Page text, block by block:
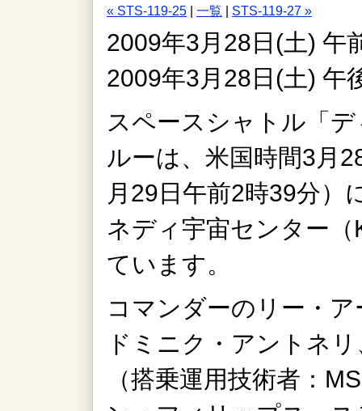
« STS-119-25 一覧 STS-119-27 »
2009年3月28日(土) 午
2009年3月28日(土) 午
スペースシャトル「
ルーは、米国時間3月
月29日午前2時39分）
ネディ宇宙センター
ています。
コマンダーのリー・
ドミニク・アントネ
（搭乗運用技術者：